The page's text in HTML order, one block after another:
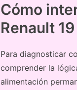
Cómo
Renault
Para diagnosticar
comprender la
alimentación